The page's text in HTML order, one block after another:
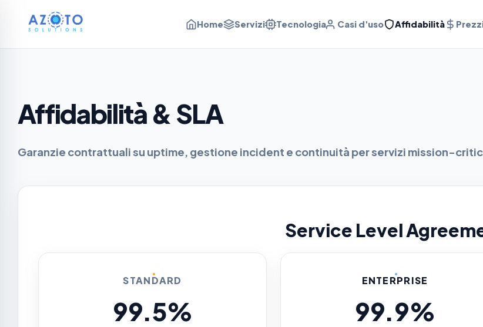
Home Servizi Tecnologia Casi d'uso Affidabilità
Affidabilità & SLA
Garanzie contrattuali su uptime, gestione incident e continuità per servizi mission-
Service Level
STANDARD
99.5%
ENTERPRISE
99.9%